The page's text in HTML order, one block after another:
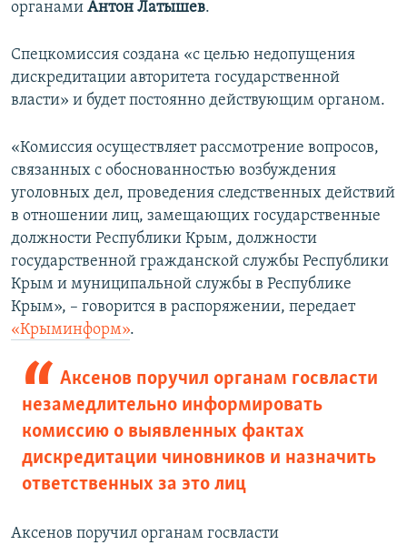
органами Антон Латышев.
Спецкомиссия создана «с целью недопущения
дискредитации авторитета государственной
власти» и будет постоянно действующим органом.
«Комиссия осуществляет рассмотрение вопросов,
связанных с обоснованностью возбуждения
уголовных дел, проведения следственных действий
в отношении лиц, замещающих государственные
должности Республики Крым, должности
государственной гражданской службы Республики
Крым и муниципальной службы в Республике
Крым», – говорится в распоряжении, передает
«Крыминформ».
Аксенов поручил органам госвласти
незамедлительно информировать
комиссию о выявленных фактах
дискредитации чиновников и назначить
ответственных за это лиц
Аксенов поручил органам госвласти